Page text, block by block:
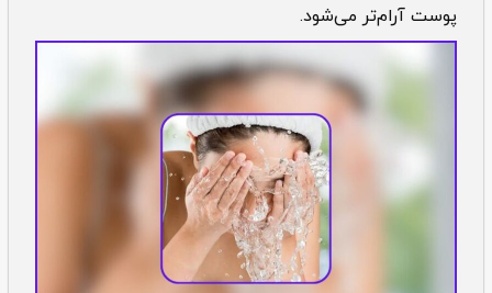
پوست آرام‌تر می‌شود.